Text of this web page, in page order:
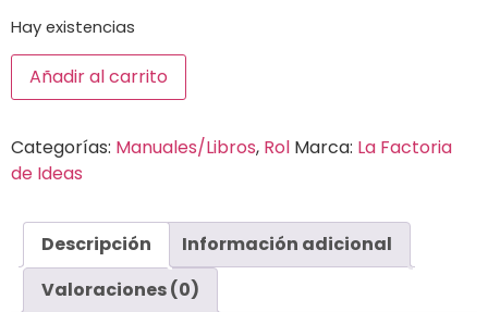
Hay existencias
Añadir al carrito
Categorías: Manuales/Libros, Rol Marca: La Factoria
de Ideas
Descripción
Información adicional
Valoraciones (0)